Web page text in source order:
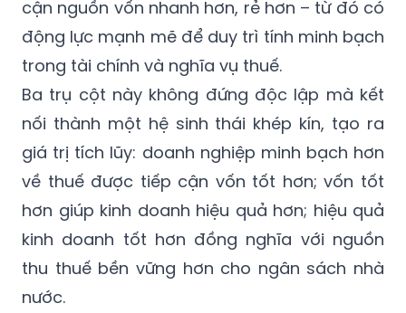
cận nguồn vốn nhanh hơn, rẻ hơn – từ đó có
động lực mạnh mẽ để duy trì tính minh bạch
trong tài chính và nghĩa vụ thuế.
Ba trụ cột này không đứng độc lập mà kết
nối thành một hệ sinh thái khép kín, tạo ra
giá trị tích lũy: doanh nghiệp minh bạch hơn
về thuế được tiếp cận vốn tốt hơn; vốn tốt
hơn giúp kinh doanh hiệu quả hơn; hiệu quả
kinh doanh tốt hơn đồng nghĩa với nguồn
thu thuế bền vững hơn cho ngân sách nhà
nước.